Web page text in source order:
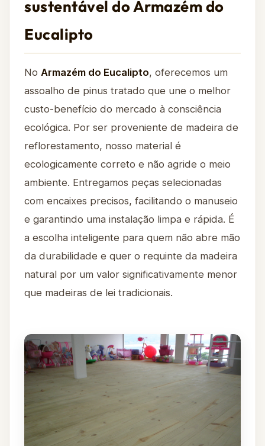
sustentável do Armazém do
Eucalipto
No Armazém do Eucalipto, oferecemos um
assoalho de pinus tratado que une o melhor
custo-benefício do mercado à consciência
ecológica. Por ser proveniente de madeira de
reflorestamento, nosso material é
ecologicamente correto e não agride o meio
ambiente. Entregamos peças selecionadas
com encaixes precisos, facilitando o manuseio
e garantindo uma instalação limpa e rápida. É
a escolha inteligente para quem não abre mão
da durabilidade e quer o requinte da madeira
natural por um valor significativamente menor
que madeiras de lei tradicionais.